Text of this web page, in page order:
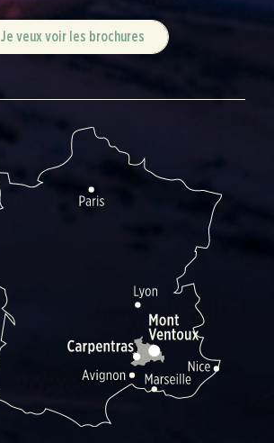
Je veux voir les brochures